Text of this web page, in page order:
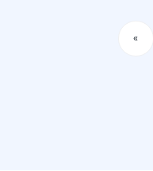
«